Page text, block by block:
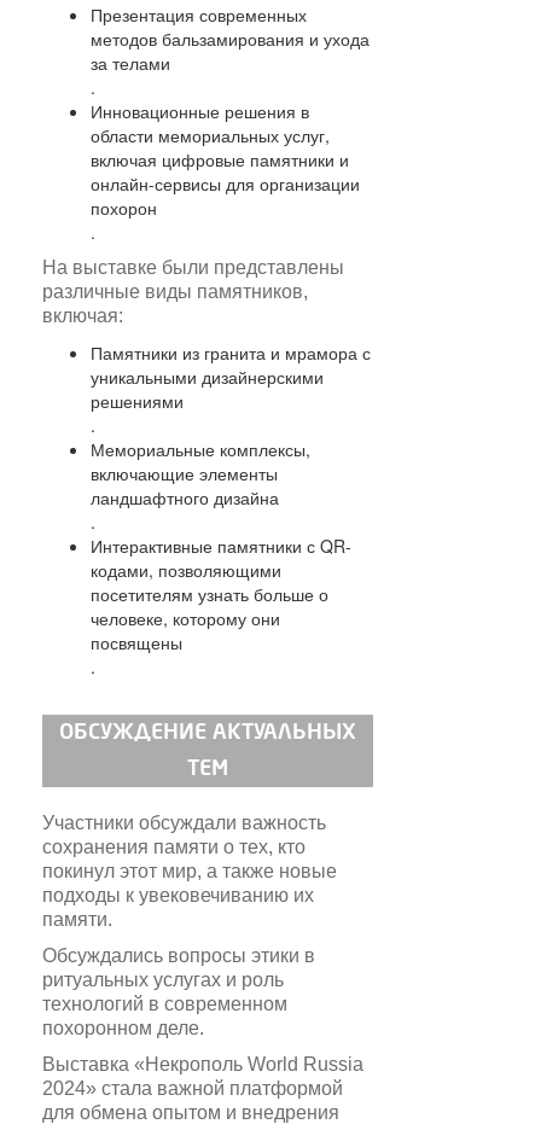
Презентация современных
методов бальзамирования и ухода
за телами
.
Инновационные решения в
области мемориальных услуг,
включая цифровые памятники и
онлайн-сервисы для организации
похорон
.
На выставке были представлены
различные виды памятников,
включая:
Памятники из гранита и мрамора с
уникальными дизайнерскими
решениями
.
Мемориальные комплексы,
включающие элементы
ландшафтного дизайна
.
Интерактивные памятники с QR-
кодами, позволяющими
посетителям узнать больше о
человеке, которому они
посвящены
.
ОБСУЖДЕНИЕ АКТУАЛЬНЫХ
ТЕМ
Участники обсуждали важность
сохранения памяти о тех, кто
покинул этот мир, а также новые
подходы к увековечиванию их
памяти.
Обсуждались вопросы этики в
ритуальных услугах и роль
технологий в современном
похоронном деле.
Выставка «Некрополь World Russia
2024» стала важной платформой
для обмена опытом и внедрения